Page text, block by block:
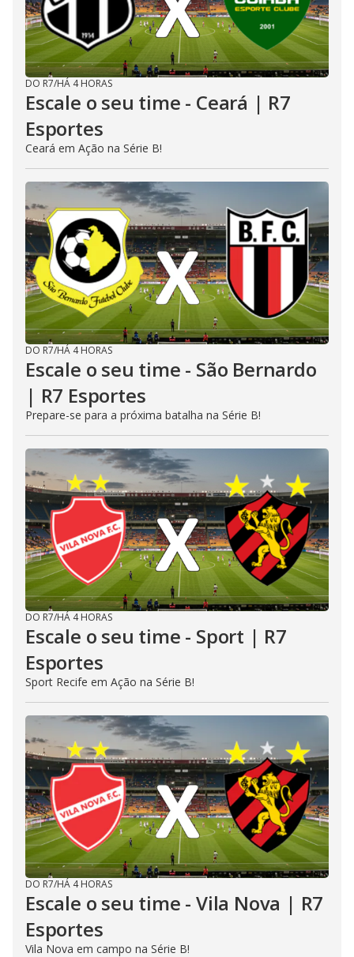
DO R7/HÁ 4 HORAS
Escale o seu time - Ceará | R7
Esportes
Ceará em Ação na Série B!
DO R7/HÁ 4 HORAS
Escale o seu time - São Bernardo
| R7 Esportes
Prepare-se para a próxima batalha na Série B!
DO R7/HÁ 4 HORAS
Escale o seu time - Sport | R7
Esportes
Sport Recife em Ação na Série B!
DO R7/HÁ 4 HORAS
Escale o seu time - Vila Nova | R7
Esportes
Vila Nova em campo na Série B!